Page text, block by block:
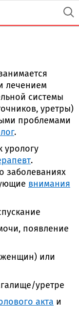
лечением
системы
уретры)
проблемами
.
урологу
.
заболеваниях
внимания
появление
женщин) или
уретре
акта и